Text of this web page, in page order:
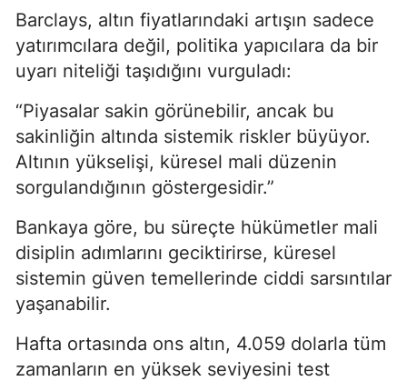
Barclays, altın fiyatlarındaki artışın sadece
yatırımcılara değil, politika yapıcılara da bir
uyarı niteliği taşıdığını vurguladı:
“Piyasalar sakin görünebilir, ancak bu
sakinliğin altında sistemik riskler büyüyor.
Altının yükselişi, küresel mali düzenin
sorgulandığının göstergesidir.”
Bankaya göre, bu süreçte hükümetler mali
disiplin adımlarını geciktirirse, küresel
sistemin güven temellerinde ciddi sarsıntılar
yaşanabilir.
Hafta ortasında ons altın, 4.059 dolarla tüm
zamanların en yüksek seviyesini test